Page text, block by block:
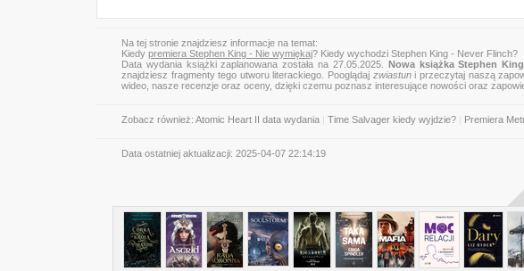
Na tej stronie znajdziesz informacje na temat:
Kiedy premiera Stephen King - Nie wymiękaj? Kiedy wychodzi Stephen King - Never Flinch?
Data wydania książki zaplanowana została na 27.05.2025. Nowa książka Stephen King
znajdziesz fragmenty tego utworu literackiego. Pooglądaj zwiastuni przeczytaj naszą
wideo, nasze recenzje oraz oceny, dzięki czemu poznasz interesujące nowości oraz
Zobacz również: Atomic Heart II data wydania Time Salvager kiedy wyjdzie? Premiera
Data ostatniej aktualizacji: 2025-04-07 22:14:19